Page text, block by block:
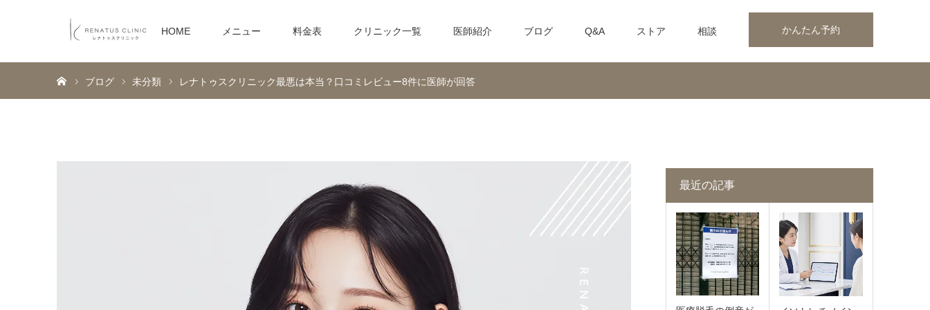
かんたん予約
HOME メニュー 料金表 クリニック一覧 医師紹介 ブログ Q&A ストア 相談
ブログ 未分類 レナトゥスクリニック最悪は本当？口コミレビュー8件に医師が回答
最近の記事